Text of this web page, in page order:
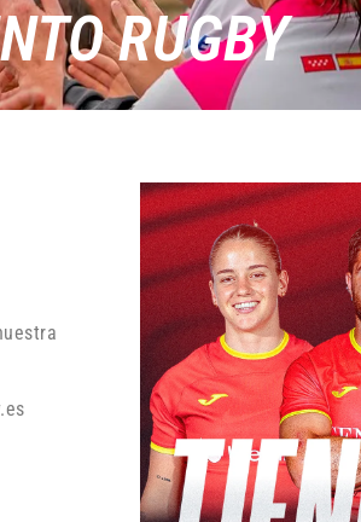
RUGBY